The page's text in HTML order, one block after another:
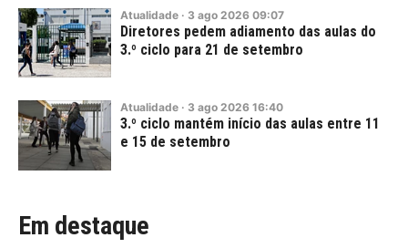
Atualidade · 3 ago 2026 09:07
Diretores pedem adiamento das aulas do
3.º ciclo para 21 de setembro
Atualidade · 3 ago 2026 16:40
3.º ciclo mantém início das aulas entre 11
e 15 de setembro
Em destaque